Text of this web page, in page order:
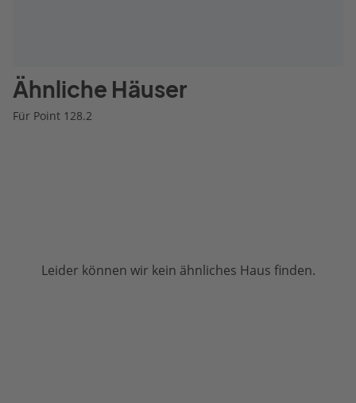
Ähnliche Häuser
Für Point 128.2
Leider können wir kein ähnliches Haus finden.